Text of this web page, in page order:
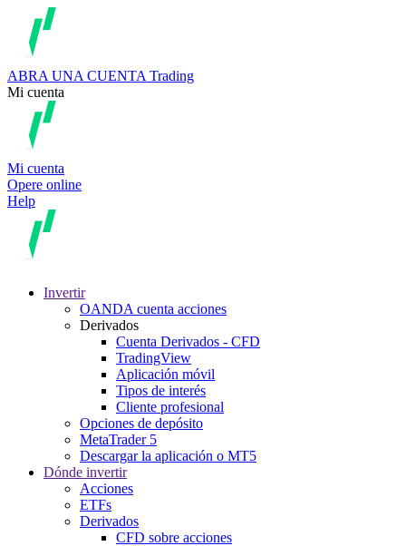
ABRA UNA CUENTA Trading
Mi cuenta
Mi cuenta
Opere online
Help
Invertir
OANDA cuenta acciones
Derivados
Cuenta Derivados - CFD
TradingView
Aplicación móvil
Tipos de interés
Cliente profesional
Opciones de depósito
MetaTrader 5
Descargar la aplicación o MT5
Dónde invertir
Acciones
ETFs
Derivados
CFD sobre acciones